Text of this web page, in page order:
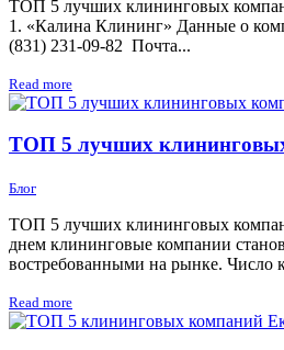
ТОП 5 лучших клининговых
1. «Калина Клининг» Данные о
(831) 231-09-82 Почта...
Read more
ТОП 5 лучших
Блог
ТОП 5 лучших клининговых
днем клининговые компании
востребованными на рынке. Число
Read more